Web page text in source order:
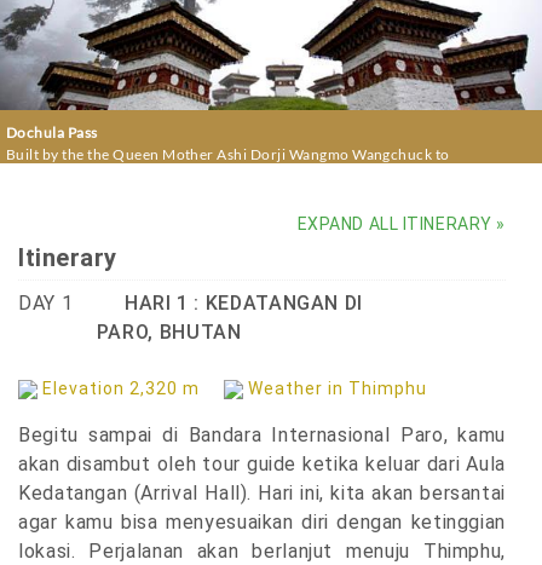
Dochula Pass
Built by the the Queen Mother Ashi Dorji Wangmo Wangchuck to
Itinerary
EXPAND ALL ITINERARY »
DAY 1
HARI 1 : KEDATANGAN DI
PARO, BHUTAN
Elevation 2,320 m Weather in Thimphu
Begitu sampai di Bandara Internasional Paro, kamu
akan disambut oleh tour guide ketika keluar dari Aula
Kedatangan (Arrival Hall). Hari ini, kita akan bersantai
agar kamu bisa menyesuaikan diri dengan ketinggian
lokasi. Perjalanan akan berlanjut menuju Thimphu,